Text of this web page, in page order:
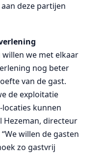
deze partijen
we met elkaar
nog beter
van de gast.
de exploitatie
locaties kunnen
Hezeman, directeur
“We willen de gasten
zo gastvrij